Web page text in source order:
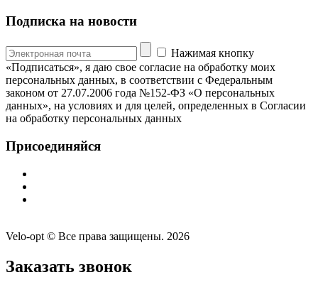
Подписка на новости
Нажимая кнопку
«Подписаться», я даю свое согласие на обработку моих
персональных данных, в соответствии с Федеральным
законом от 27.07.2006 года №152-ФЗ «О персональных
данных», на условиях и для целей, определенных в Согласии
на обработку персональных данных
Присоединяйся
Velo-opt © Все права защищены. 2026
Заказать звонок